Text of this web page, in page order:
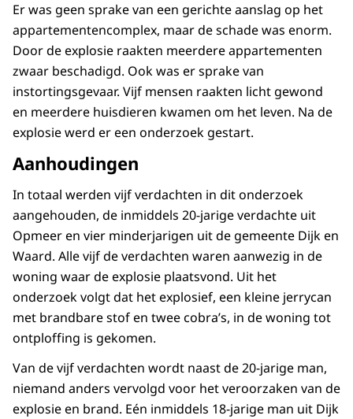
Er was geen sprake van een gerichte aanslag op het
appartementencomplex, maar de schade was enorm.
Door de explosie raakten meerdere appartementen
zwaar beschadigd. Ook was er sprake van
instortingsgevaar. Vijf mensen raakten licht gewond
en meerdere huisdieren kwamen om het leven. Na de
explosie werd er een onderzoek gestart.
Aanhoudingen
In totaal werden vijf verdachten in dit onderzoek
aangehouden, de inmiddels 20-jarige verdachte uit
Opmeer en vier minderjarigen uit de gemeente Dijk en
Waard. Alle vijf de verdachten waren aanwezig in de
woning waar de explosie plaatsvond. Uit het
onderzoek volgt dat het explosief, een kleine jerrycan
met brandbare stof en twee cobra’s, in de woning tot
ontploffing is gekomen.
Van de vijf verdachten wordt naast de 20-jarige man,
niemand anders vervolgd voor het veroorzaken van de
explosie en brand. Eén inmiddels 18-jarige man uit Dijk